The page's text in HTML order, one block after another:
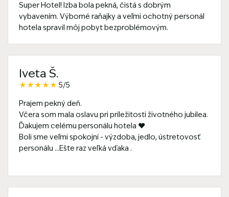
Super Hotel! Izba bola pekná, čistá s dobrým
vybavením. Výborné raňajky a veľmi ochotný personál
hotela spravil môj pobyt bezproblémovým.
Iveta Š.
★★★★★ 5/5
Prajem pekný deň.
Včera som mala oslavu pri príležitosti životného jubilea.
Ďakujem celému personálu hotela ❤️
Boli sme veľmi spokojní - výzdoba, jedlo, ústretovosť
personálu ...Ešte raz veľká vďaka .